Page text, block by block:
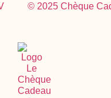
© 2025 Chèque